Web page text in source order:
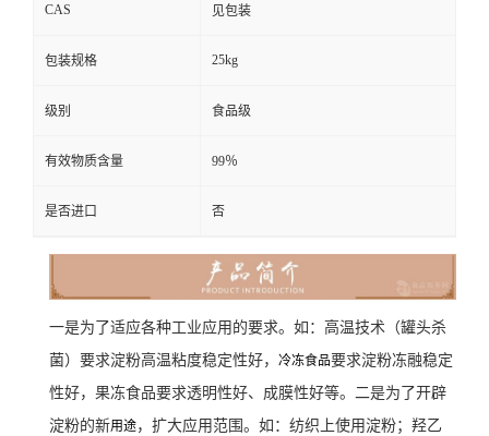
CAS 见包装
包装规格 25kg
级别 食品级
有效物质含量 99％
是否进口 否
一是为了适应各种工业应用的要求。如：高温技术（罐头杀
菌）要求淀粉高温粘度稳定性好，
冷冻食品要求淀粉冻融稳定
性好，果冻食品要求透明性好、成膜性好等。二是为了开辟
淀粉的新用途，扩大应用范围。如：纺织上使用淀粉；羟乙